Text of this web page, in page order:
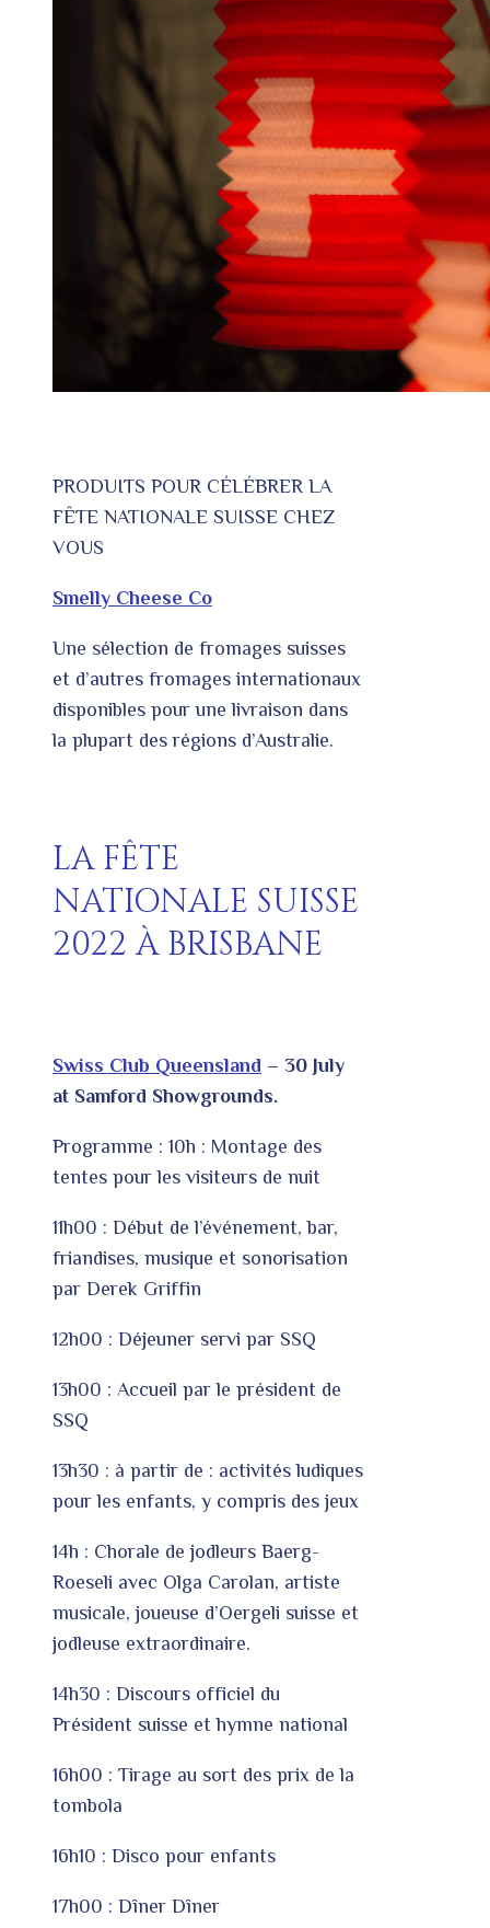
PRODUITS POUR CÉLÉBRER LA
FÊTE NATIONALE SUISSE CHEZ
VOUS
Smelly Cheese Co
Une sélection de fromages suisses
et d’autres fromages internationaux
disponibles pour une livraison dans
la plupart des régions d’Australie.
LA FÊTE
NATIONALE SUISSE
2022 À BRISBANE
Swiss Club Queensland – 30 July
at Samford Showgrounds.
Programme : 10h : Montage des
tentes pour les visiteurs de nuit
11h00 : Début de l’événement, bar,
friandises, musique et sonorisation
par Derek Griffin
12h00 : Déjeuner servi par SSQ
13h00 : Accueil par le président de
SSQ
13h30 : à partir de : activités ludiques
pour les enfants, y compris des jeux
14h : Chorale de jodleurs Baerg-
Roeseli avec Olga Carolan, artiste
musicale, joueuse d’Oergeli suisse et
jodleuse extraordinaire.
14h30 : Discours officiel du
Président suisse et hymne national
16h00 : Tirage au sort des prix de la
tombola
16h10 : Disco pour enfants
17h00 : Dîner Dîner